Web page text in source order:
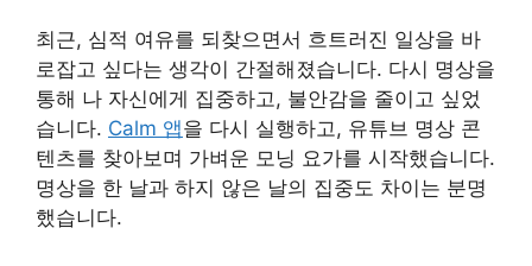
최근, 심적 여유를 되찾으면서 흐트러진 일상을 바
로잡고 싶다는 생각이 간절해졌습니다. 다시 명상을
통해 나 자신에게 집중하고, 불안감을 줄이고 싶었
습니다. Calm 앱을 다시 실행하고, 유튜브 명상 콘
텐츠를 찾아보며 가벼운 모닝 요가를 시작했습니다.
명상을 한 날과 하지 않은 날의 집중도 차이는 분명
했습니다.